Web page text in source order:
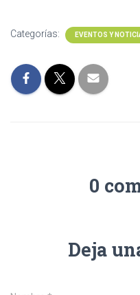
Categorías: EVENTOS Y
0
Deja